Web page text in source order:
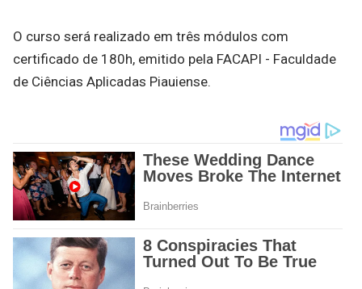
O curso será realizado em três módulos com
certificado de 180h, emitido pela FACAPI - Faculdade
de Ciências Aplicadas Piauiense.